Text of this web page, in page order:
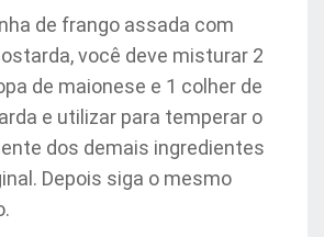
de frango assada com
você deve misturar 2
de maionese e 1 colher de
e utilizar para temperar o
dos demais ingredientes
Depois siga o mesmo